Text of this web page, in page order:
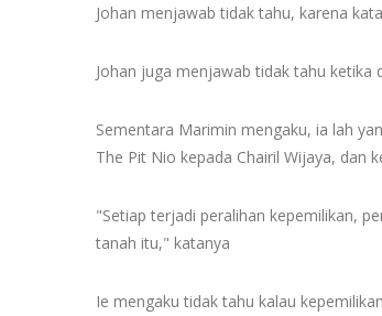
Johan menjawab tidak tahu, karena
Johan juga menjawab tidak tahu
Sementara Marimin mengaku, ia lah
The Pit Nio kepada Chairil Wijaya, dan
"Setiap terjadi peralihan kepemilikan,
tanah itu," katanya
Ie mengaku tidak tahu kalau